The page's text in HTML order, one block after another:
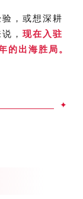
，或想深耕
， 现在入驻
出海胜局。
✦